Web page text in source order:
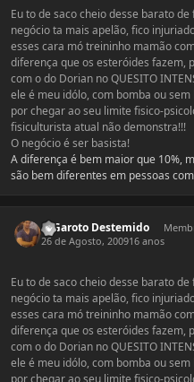
Eu to de saco cheio desse barato
negócio ta mais apelão, fico
esses cara mó treininho mamão
diferença que os esteróides fazem,
com o do Dorian no QUESITO
ele é meu idólo, com bomba ou
por chegar ao seu limite fisico-
fisiculturista atual não demonstra!!!
O negócio é ser basista!
A diferença é bem maior que 10%,
são bem diferentes em pessoas
O Garoto Destemido
26 de Agosto, 200916 anos
Eu to de saco cheio desse barato
negócio ta mais apelão, fico
esses cara mó treininho mamão
diferença que os esteróides fazem,
com o do Dorian no QUESITO
ele é meu idólo, com bomba ou